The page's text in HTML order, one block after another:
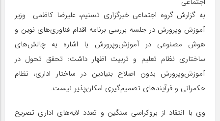
به گزارش گروه اجتماعی خبرگزاری تسنیم، علیرضا کاظمی وزیر
آموزش وپرورش در جلسه بررسی برنامه اقدام فناوری‌های نوین و
هوش مصنوعی در آموزش‌وپرورش با اشاره به چالش‌های
ساختاری نظام تعلیم و تربیت اظهار داشت: تحقق تحول در
آموزش‌وپرورش بدون اصلاح بنیادین در ساختار اداری، نظام
حکمرانی و فرآیندهای تصمیم‌گیری امکان‌پذیر نیست.
وی با انتقاد از بروکراسی سنگین و تعدد لایه‌های اداری تصریح